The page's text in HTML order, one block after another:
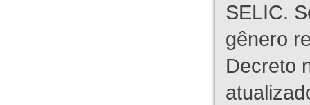
SELIC.
gênero
Decreto